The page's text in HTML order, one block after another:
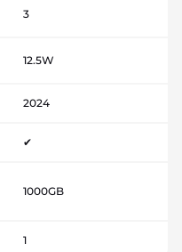
3
12.5W
2024
✔
1000GB
1